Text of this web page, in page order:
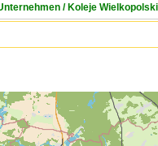
/ Koleje